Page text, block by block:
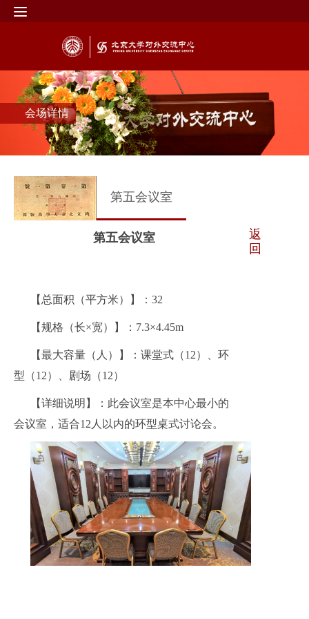
会场详情
第五会议室
第五会议室
【总面积（平方米）】：32
【规格（长×宽）】：7.3×4.45m
【最大容量（人）】：课堂式（12）、环
型（12）、剧场（12）
【详细说明】：此会议室是本中心最小的
会议室，适合12人以内的环型桌式讨论会。
返
回